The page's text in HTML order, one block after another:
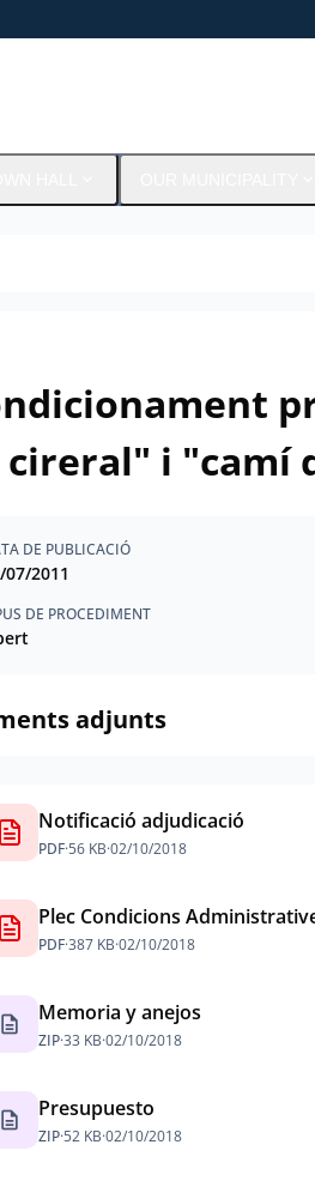
cireral" i "camí
DE PUBLICACIÓ
07/2011
DE PROCEDIMENT
adjunts
Notificació adjudicació
PDF·56 KB·02/10/2018
Plec Condicions
PDF·387 KB·02/10/2018
description Memoria y anejos
ZIP·33 KB·02/10/2018
description Presupuesto
ZIP·52 KB·02/10/2018